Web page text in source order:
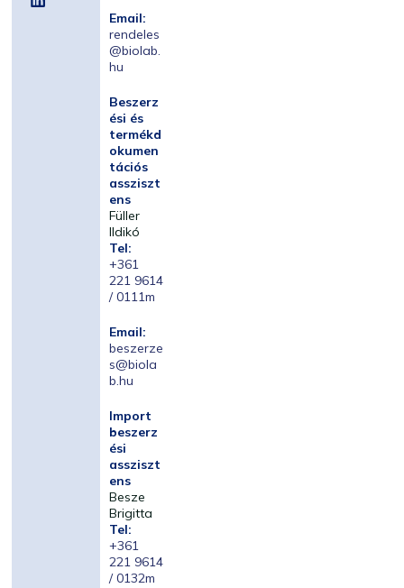
Email:
rendeles
@biolab.
hu
Beszerz
ési és
termékd
okumen
tációs
assziszt
ens
Füller
Ildikó
Tel:
+361
221 9614
/ 0111m
Email:
beszerze
s@biola
b.hu
Import
beszerz
ési
assziszt
ens
Besze
Brigitta
Tel:
+361
221 9614
/ 0132m